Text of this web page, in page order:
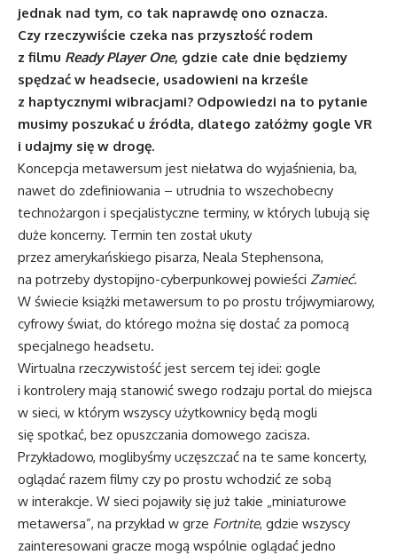
jednak nad tym, co tak naprawdę ono oznacza.
Czy rzeczywiście czeka nas przyszłość rodem
z filmu Ready Player One, gdzie całe dnie będziemy
spędzać w headsecie, usadowieni na krześle
z haptycznymi wibracjami? Odpowiedzi na to pytanie
musimy poszukać u źródła, dlatego załóżmy gogle VR
i udajmy się w drogę.
Koncepcja metawersum jest niełatwa do wyjaśnienia, ba,
nawet do zdefiniowania – utrudnia to wszechobecny
technożargon i specjalistyczne terminy, w których lubują się
duże koncerny. Termin ten został ukuty
przez amerykańskiego pisarza, Neala Stephensona,
na potrzeby dystopijno-cyberpunkowej powieści Zamieć.
W świecie książki metawersum to po prostu trójwymiarowy,
cyfrowy świat, do którego można się dostać za pomocą
specjalnego headsetu.
Wirtualna rzeczywistość jest sercem tej idei: gogle
i kontrolery mają stanowić swego rodzaju portal do miejsca
w sieci, w którym wszyscy użytkownicy będą mogli
się spotkać, bez opuszczania domowego zacisza.
Przykładowo, moglibyśmy uczęszczać na te same koncerty,
oglądać razem filmy czy po prostu wchodzić ze sobą
w interakcje. W sieci pojawiły się już takie „miniaturowe
metawersa”, na przykład w grze Fortnite, gdzie wszyscy
zainteresowani gracze mogą wspólnie oglądać jedno